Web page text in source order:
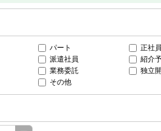
パート
正社員
派遣社員
紹介
業務委託
独立
その他